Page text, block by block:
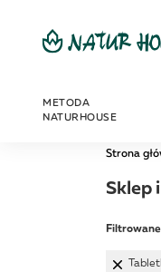
METODA
NATURHOUSE
Strona
Sklep